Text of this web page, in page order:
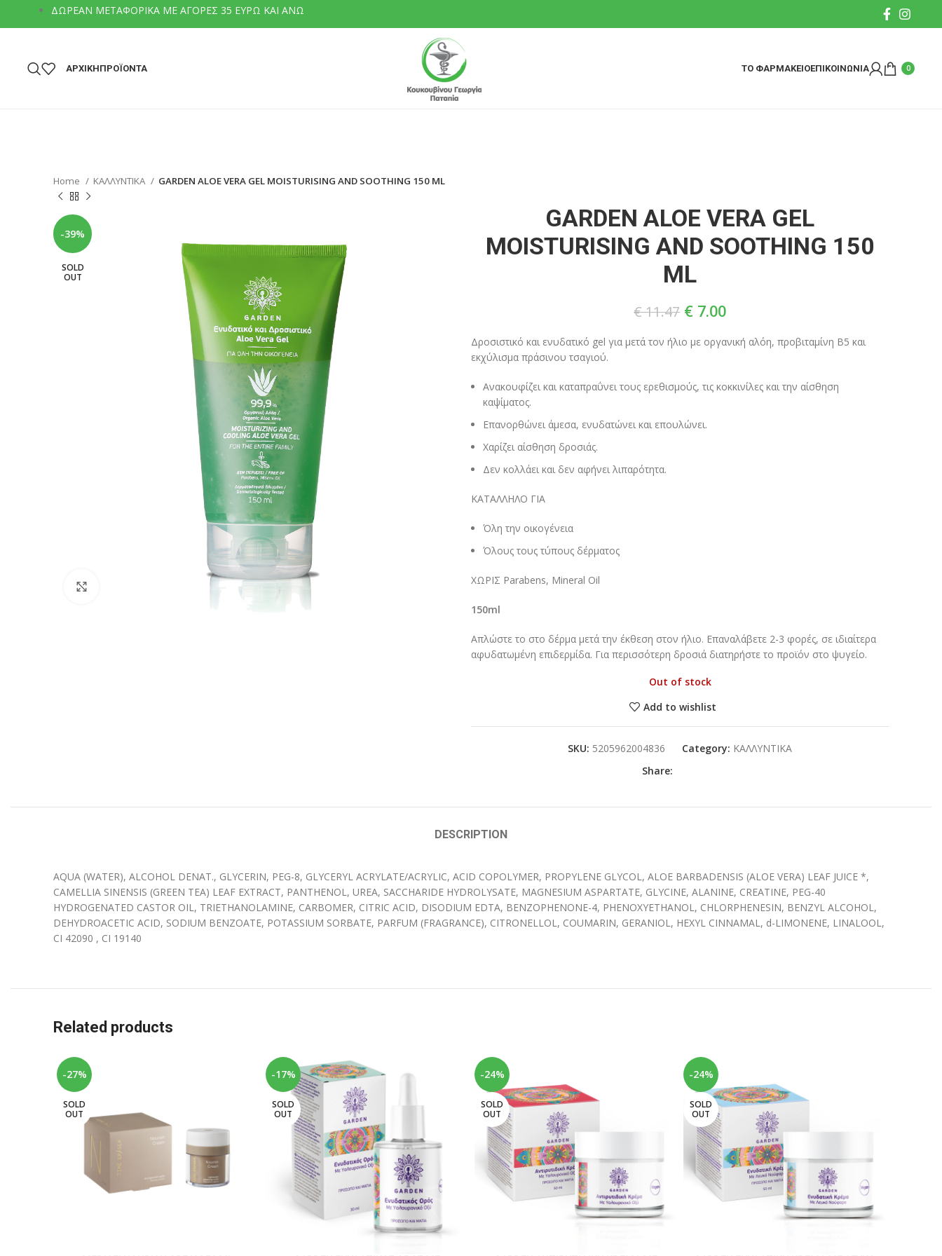
ΔΩΡΕΑΝ ΜΕΤΑΦΟΡΙΚΑ ΜΕ ΑΓΟΡΕΣ 35 ΕΥΡΩ ΚΑΙ ΑΝΩ
ΑΡΧΙΚΗΠΡΟΪΟΝΤΑ ΤΟ ΦΑΡΜΑΚΕΙΟΕΠΙΚΟΙΝΩΝΙΑ 0
Home ΚΑΛΛΥΝΤΙΚΑ GARDEN ALOE VERA GEL MOISTURISING AND SOOTHING 150 ML
-39%
SOLD
OUT
GARDEN ALOE VERA GEL
MOISTURISING AND SOOTHING 150
ML
€11.47 € 7.00
Δροσιστικό και ενυδατικό gel για μετά τον ήλιο με οργανική αλόη, προβιταμίνη Β5 και
εκχύλισμα πράσινου τσαγιού.
Ανακουφίζει και καταπραΰνει τους ερεθισμούς, τις κοκκινίλες και την αίσθηση
καψίματος.
Επανορθώνει άμεσα, ενυδατώνει και επουλώνει.
Χαρίζει αίσθηση δροσιάς.
Δεν κολλάει και δεν αφήνει λιπαρότητα.
ΚΑΤΑΛΛΗΛΟ ΓΙΑ
Όλη την οικογένεια
Όλους τους τύπους δέρματος
ΧΩΡΙΣ Parabens, Mineral Oil
150ml
Απλώστε το στο δέρμα μετά την έκθεση στον ήλιο. Επαναλάβετε 2-3 φορές, σε ιδιαίτερα
αφυδατωμένη επιδερμίδα. Για περισσότερη δροσιά διατηρήστε το προϊόν στο ψυγείο.
Out of stock
Add to wishlist
SKU: 5205962004836 Category: ΚΑΛΛΥΝΤΙΚΑ
Share:
DESCRIPTION
AQUA (WATER), ALCOHOL DENAT., GLYCERIN, PEG-8, GLYCERYL ACRYLATE/ACRYLIC, ACID COPOLYMER, PROPYLENE GLYCOL, ALOE BARBADENSIS (ALOE VERA) LEAF JUICE *,
CAMELLIA SINENSIS (GREEN TEA) LEAF EXTRACT, PANTHENOL, UREA, SACCHARIDE HYDROLYSATE, MAGNESIUM ASPARTATE, GLYCINE, ALANINE, CREATINE, PEG-40
HYDROGENATED CASTOR OIL, TRIETHANOLAMINE, CARBOMER, CITRIC ACID, DISODIUM EDTA, BENZOPHENONE-4, PHENOXYETHANOL, CHLORPHENESIN, BENZYL ALCOHOL,
DEHYDROACETIC ACID, SODIUM BENZOATE, POTASSIUM SORBATE, PARFUM (FRAGRANCE), CITRONELLOL, COUMARIN, GERANIOL, HEXYL CINNAMAL, d-LIMONENE, LINALOOL,
CI 42090 , CI 19140
Related products
-27%
SOLD
OUT
-17%
SOLD
OUT
-24%
SOLD
OUT
-24%
SOLD
OUT